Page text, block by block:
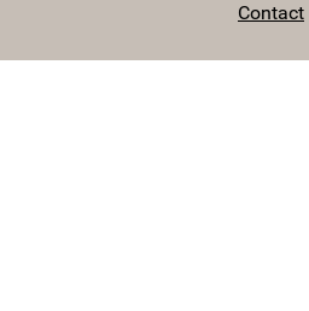
Contact